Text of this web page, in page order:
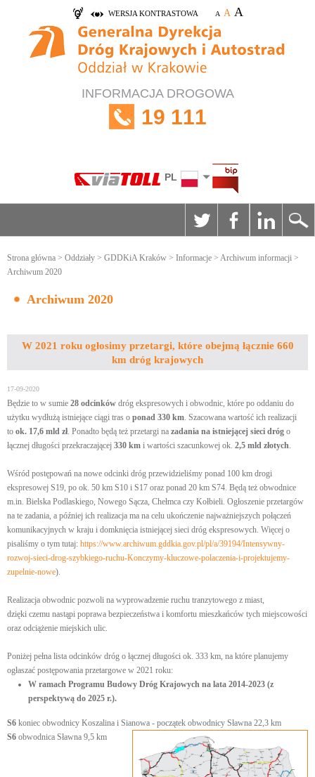
WERSJA KONTRASTOWA A A A
INFORMACJA DROGOWA
19 111
PL
Strona główna > Oddziały > GDDKiA Kraków > Informacje > Archiwum informacji >
Archiwum 2020
Archiwum 2020
W 2021 roku ogłosimy przetargi, które obejmą łącznie 660
km dróg krajowych
17-09-2020
Będzie to w sumie 28 odcinków dróg ekspresowych i obwodnic, które po oddaniu do
użytku wydłużą istniejące ciągi tras o ponad 330 km. Szacowana wartość ich realizacji
to ok. 17,6 mld zł. Ponadto będą też przetargi na zadania na istniejącej sieci dróg o
łącznej długości przekraczającej 330 km i wartości szacunkowej ok. 2,5 mld złotych.
Wśród postępowań na nowe odcinki dróg przewidzieliśmy ponad 100 km drogi
ekspresowej S19, po ok. 50 km S10 i S17 oraz ponad 20 km S74. Będą też obwodnice
m.in. Bielska Podlaskiego, Nowego Sącza, Chełmca czy Kołbieli. Ogłoszenie przetargów
na te zadania, a później ich realizacja ma na celu ukończenie najważniejszych połączeń
komunikacyjnych w kraju i domknięcia istniejącej sieci dróg ekspresowych. Więcej o
pisaliśmy o tym tutaj: https://www.archiwum.gddkia.gov.pl/pl/a/39194/Intensywny-
rozwoj-sieci-drog-szybkiego-ruchu-Konczymy-kluczowe-polaczenia-i-projektujemy-
zupelnie-nowe).
Realizacja obwodnic pozwoli na wyprowadzenie ruchu tranzytowego z miast,
dzięki czemu nastąpi poprawa bezpieczeństwa i komfortu mieszkańców tych miejscowości
oraz odciążenie miejskich ulic.
Poniżej pełna lista odcinków dróg o łącznej długości ok. 333 km, na które planujemy
ogłaszać postępowania przetargowe w 2021 roku:
W ramach Programu Budowy Dróg Krajowych na lata 2014-2023 (z
perspektywą do 2025 r.).
S6 koniec obwodnicy Koszalina i Sianowa - początek obwodnicy Sławna 22,3 km
S6 obwodnica Sławna 9,5 km